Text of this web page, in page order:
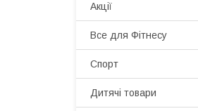
Акції
Все для Фітнесу
Спорт
Дитячі товари